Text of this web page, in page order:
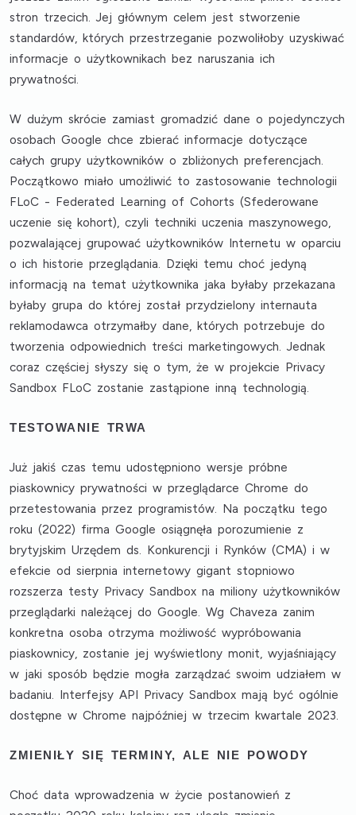
stron trzecich. Jej głównym celem jest stworzenie
standardów, których przestrzeganie pozwoliłoby uzyskiwać
informacje o użytkownikach bez naruszania ich
prywatności.
W dużym skrócie zamiast gromadzić dane o pojedynczych
osobach Google chce zbierać informacje dotyczące
całych grupy użytkowników o zbliżonych preferencjach.
Początkowo miało umożliwić to zastosowanie technologii
FLoC - Federated Learning of Cohorts (Sfederowane
uczenie się kohort), czyli techniki uczenia maszynowego,
pozwalającej grupować użytkowników Internetu w oparciu
o ich historie przeglądania. Dzięki temu choć jedyną
informacją na temat użytkownika jaka byłaby przekazana
byłaby grupa do której został przydzielony internauta
reklamodawca otrzymałby dane, których potrzebuje do
tworzenia odpowiednich treści marketingowych. Jednak
coraz częściej słyszy się o tym, że w projekcie Privacy
Sandbox FLoC zostanie zastąpione inną technologią.
TESTOWANIE TRWA
Już jakiś czas temu udostępniono wersje próbne
piaskownicy prywatności w przeglądarce Chrome do
przetestowania przez programistów. Na początku tego
roku (2022) firma Google osiągnęła porozumienie z
brytyjskim Urzędem ds. Konkurencji i Rynków (CMA) i w
efekcie od sierpnia internetowy gigant stopniowo
rozszerza testy Privacy Sandbox na miliony użytkowników
przeglądarki należącej do Google. Wg Chaveza zanim
konkretna osoba otrzyma możliwość wypróbowania
piaskownicy, zostanie jej wyświetlony monit, wyjaśniający
w jaki sposób będzie mogła zarządzać swoim udziałem w
badaniu. Interfejsy API Privacy Sandbox mają być ogólnie
dostępne w Chrome najpóźniej w trzecim kwartale 2023.
ZMIENIŁY SIĘ TERMINY, ALE NIE POWODY
Choć data wprowadzenia w życie postanowień z